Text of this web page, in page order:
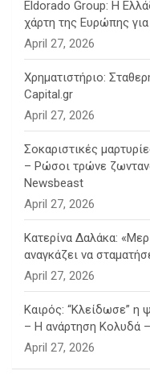
Eldorado Group: Η
χάρτη της Ευρώπης
April 27, 2026
Χρηματιστήριο:
Capital.gr
April 27, 2026
Σοκαριστικές
– Ρώσοι τρώνε
Newsbeast
April 27, 2026
Κατερίνα Δαλάκα:
αναγκάζει να
April 27, 2026
Καιρός: “Κλείδωσε” η
– Η ανάρτηση Κολυδά
April 27, 2026